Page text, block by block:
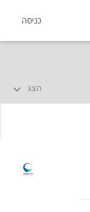
כניסה
הצג